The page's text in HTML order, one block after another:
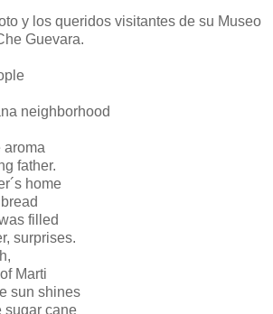
y los queridos visitantes de su Museo
Guevara.
neighborhood
aroma
father.
home
filled
surprises.
Marti
sun shines
sugar cane